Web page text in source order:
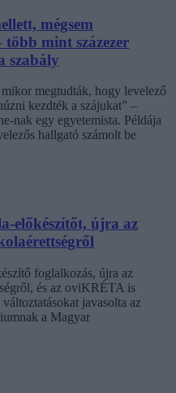
mégsem
mint százezer
szabály
megtudták, hogy levelező
kezdték a szájukat” –
nak egy egyetemista. Példája
hallgató számolt be
előkészítőt, újra az
foglalkozás, újra az
és az oviKRÉTA is
javasolta az
a Magyar